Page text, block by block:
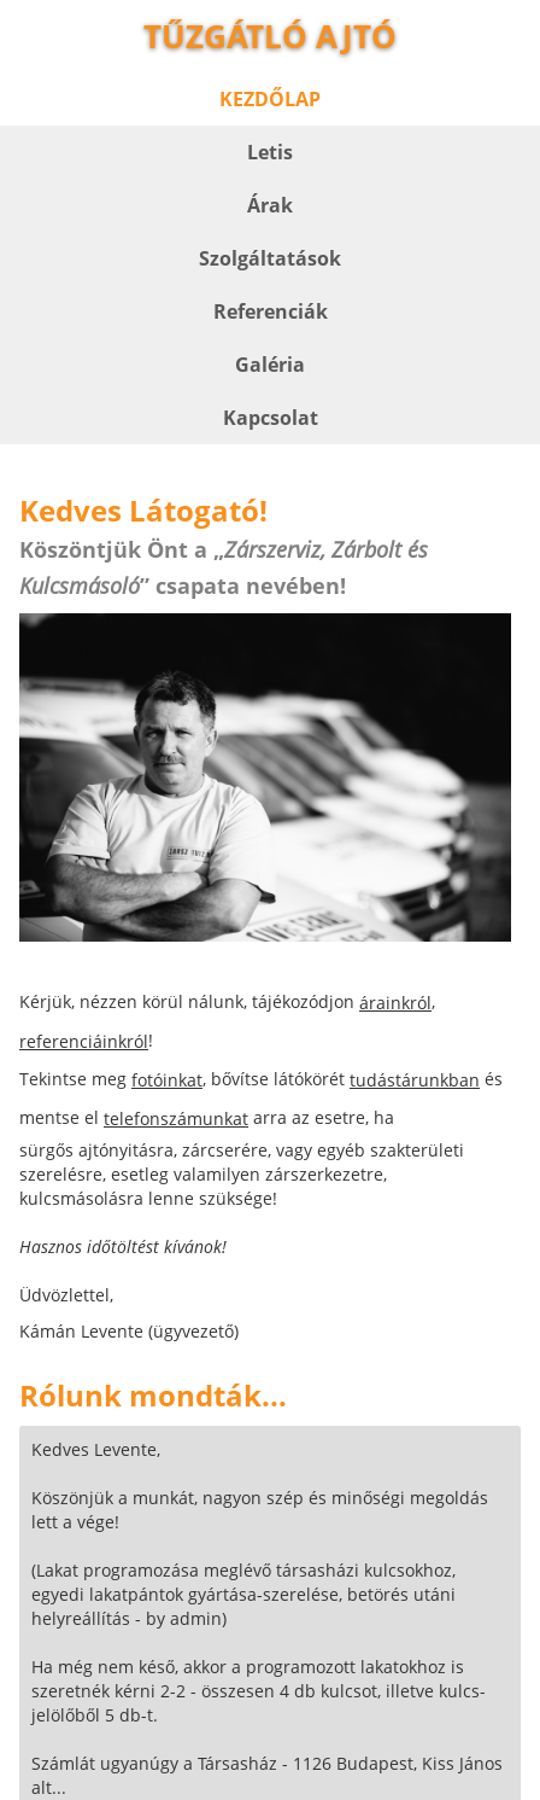
TŰZGÁTLÓ AJTÓ
KEZDŐLAP
Letis
Árak
Szolgáltatások
Referenciák
Galéria
Kapcsolat
Kedves Látogató!
Köszöntjük Önt a „Zárszerviz, Zárbolt és
Kulcsmásoló” csapata nevében!
Kérjük, nézzen körül nálunk, tájékozódjon árainkról,
referenciáinkról!
Tekintse meg fotóinkat, bővítse látókörét tudástárunkban és
mentse el telefonszámunkat arra az esetre, ha
sürgős ajtónyitásra, zárcserére, vagy egyéb szakterületi
szerelésre, esetleg valamilyen zárszerkezetre,
kulcsmásolásra lenne szüksége!
Hasznos időtöltést kívánok!
Üdvözlettel,
Kámán Levente (ügyvezető)
Rólunk mondták...
Kedves Levente,
Köszönjük a munkát, nagyon szép és minőségi megoldás
lett a vége!
(Lakat programozása meglévő társasházi kulcsokhoz,
egyedi lakatpántok gyártása-szerelése, betörés utáni
helyreállítás - by admin)
Ha még nem késő, akkor a programozott lakatokhoz is
szeretnék kérni 2-2 - összesen 4 db kulcsot, illetve kulcs-
jelölőből 5 db-t.
Számlát ugyanúgy a Társasház - 1126 Budapest, Kiss János
alt...